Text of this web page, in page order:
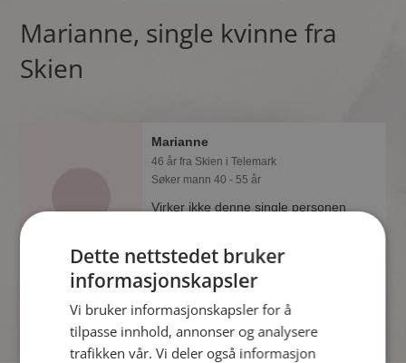
Marianne, single kvinne fra
Skien
Marianne
46 år fra Skien i Telemark
Søker mann 40 - 55 år
Virker ikke denne single personen
finne ut alt om Marianne.
Dette nettstedet bruker
informasjonskapsler
Vi bruker informasjonskapsler for å
tilpasse innhold, annonser og analysere
trafikken vår. Vi deler også informasjon